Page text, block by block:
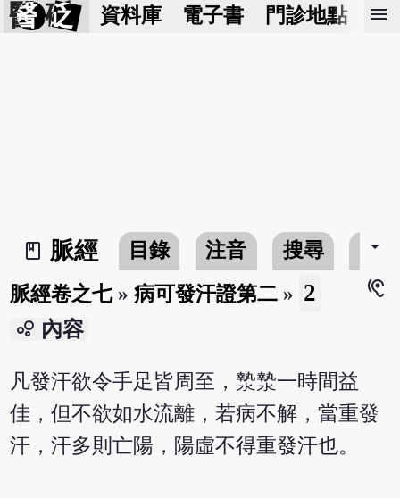
醫 砭 資料庫 電子書 門診地點 預
menu
book_2
脈經 目錄 注音 搜尋 書介
arrow_drop_down
脈經卷之七»病可發汗證第二 » 2
hearing
bubble_chart 內容
凡發汗欲令手足皆周至，漐漐一時間益
佳，但不欲如水流離，若病不解，當重發
汗，汗多則亡陽，陽虛不得重發汗也。